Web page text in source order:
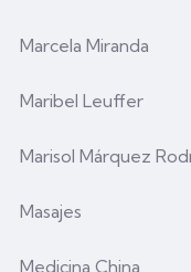
Marcela Miranda
Maribel Leuffer
Marisol Márquez
Masajes
Medicina China